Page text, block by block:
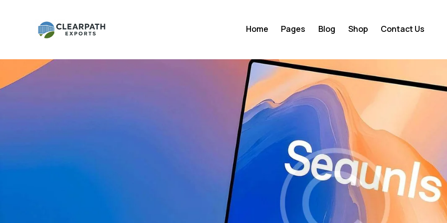
Home Pages Blog Shop Contact Us